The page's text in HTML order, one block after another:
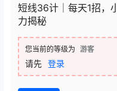
短线36计｜每天1招，
力揭秘
您当前的等级为 游客
请先 登录